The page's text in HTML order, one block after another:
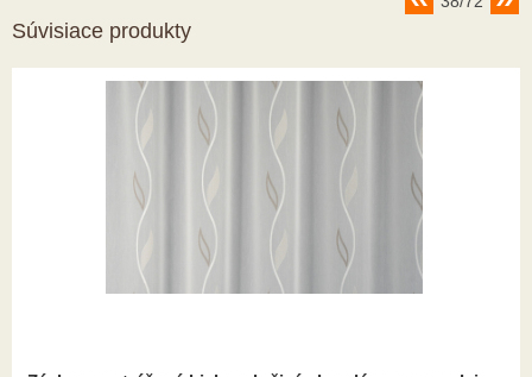
Súvisiace produkty